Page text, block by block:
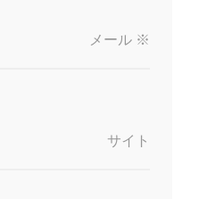
メール ※
サイト